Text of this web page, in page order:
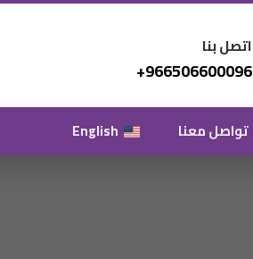
اتصل بنا
966506600096+
تواصل معنا English